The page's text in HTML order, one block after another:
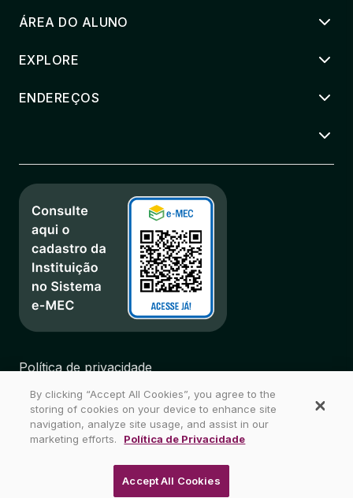
ÁREA DO ALUNO
EXPLORE
ENDEREÇOS
Política de privacidade
Biblioteca
Mapa do Site
Wyden Brasil - Todos os direitos reservados
By clicking “Accept All Cookies”, you agree to the
storing of cookies on your device to enhance site
navigation, analyze site usage, and assist in our
marketing efforts.
Política de Privacidade
Accept All Cookies